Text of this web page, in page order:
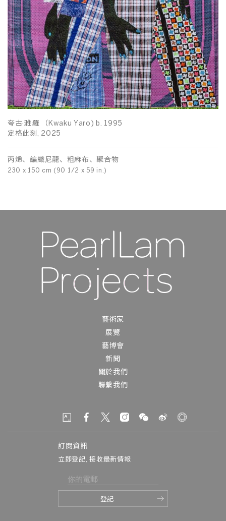
夸古·雅羅 （Kwaku Yaro) b. 1995
定格此刻, 2025
丙烯、編織尼龍、粗麻布、聚合物
230 x 150 cm (90 1/2 x 59 in.)
藝術家
展覽
藝博會
新聞
關於我們
聯繫我們
訂閱資訊
立即登記, 接收最新情報